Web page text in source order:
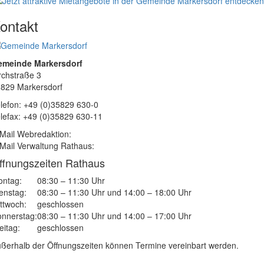
Markersdorf
3
Markersdorf
+49 (0)35829 630-0
+49 (0)35829 630-11
Webredaktion:
Verwaltung Rathaus:
Rathaus
08:30 – 11:30 Uhr
08:30 – 11:30 Uhr und 14:00 – 18:00 Uhr
geschlossen
08:30 – 11:30 Uhr und 14:00 – 17:00 Uhr
geschlossen
der Öffnungszeiten können Termine vereinbart werden.